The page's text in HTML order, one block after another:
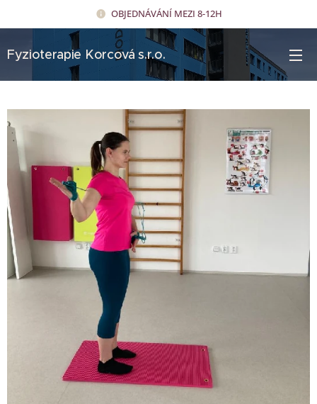
OBJEDNÁVÁNÍ MEZI 8-12H
Fyzioterapie Korcová s.r.o.